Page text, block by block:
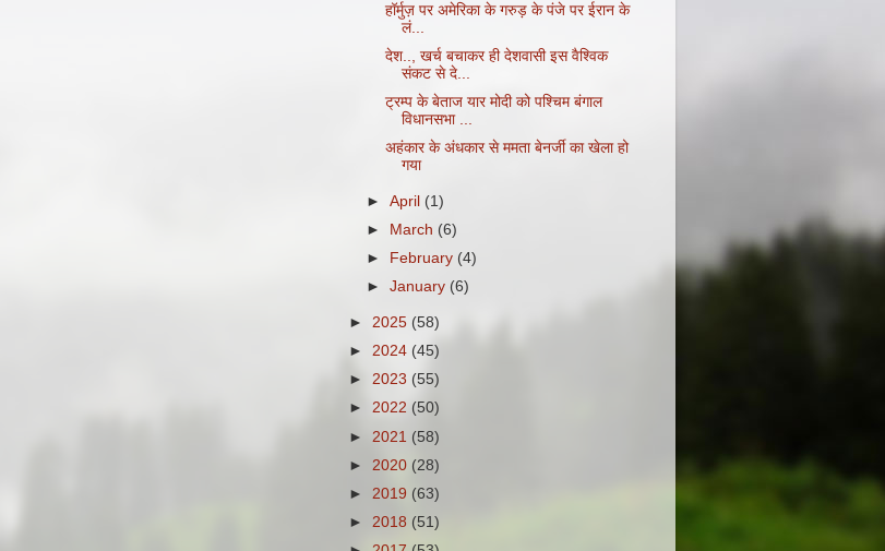
हॉर्मुज़ पर अमेरिका के गरुड़ के पंजे पर ईरान के
लं...
देश.., खर्च बचाकर ही देशवासी इस वैश्विक
संकट से दे...
ट्रम्प के बेताज यार मोदी को पश्चिम बंगाल
विधानसभा ...
अहंकार के अंधकार से ममता बेनर्जी का खेला हो
गया
►April (1)
►
March (6)
►
February (4)
►January (6)
► 2025 (58)
► 2024 (45)
► 2023 (55)
► 2022 (50)
► 2021 (58)
► 2020 (28)
► 2019 (63)
► 2018 (51)